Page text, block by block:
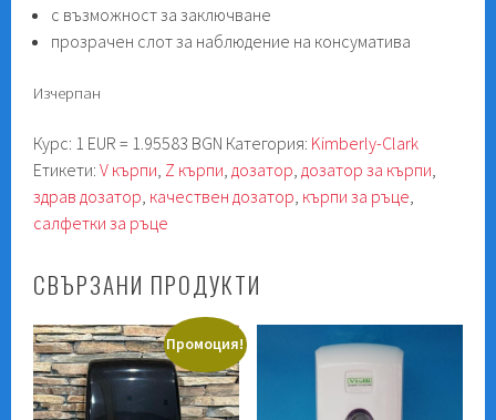
с възможност за заключване
прозрачен слот за наблюдение на консуматива
Изчерпан
Курс: 1 EUR = 1.95583 BGN Категория: Kimberly-Clark
Етикети:V кърпи Z кърпи дозатор дозатор за кърпи
здрав дозатор качествен дозатор кърпи за ръце
салфетки за ръце
СВЪРЗАНИ ПРОДУКТИ
Промоция!